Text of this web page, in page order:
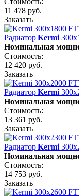
11 478 руб.
Заказать
Радиатор Kermi
Номинальная
Стоимость:
12 420 руб.
Заказать
Радиатор Kermi
Номинальная
Стоимость:
13 361 руб.
Заказать
Радиатор Kermi
Номинальная
Стоимость:
14 753 руб.
Заказать